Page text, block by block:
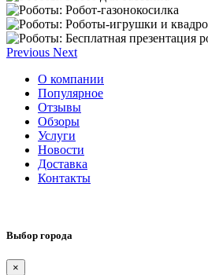
Previous Next
О компании
Популярное
Отзывы
Обзоры
Услуги
Новости
Доставка
Контакты
Выбор города
×